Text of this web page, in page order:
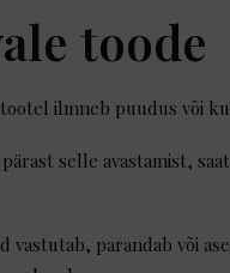
toode
ilmneb puudus või
selle avastamist,
parandab või